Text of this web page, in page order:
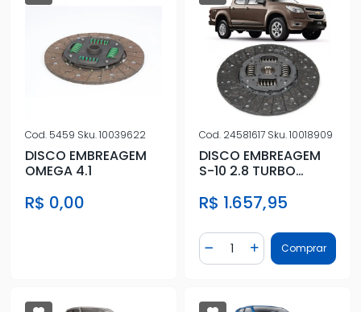
Cod. 5459 Sku.10039622
DISCO EMBREAGEM
OMEGA 4.1
R$ 0,00
Cod. 24581617 Sku.10018909
DISCO EMBREAGEM
S-10 2.8 TURBO
R$ 1.657,95
Diminuir Quantidade
Quantidade
AdicionarComprar